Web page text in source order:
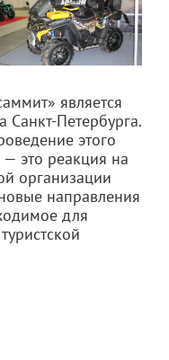
является
Санкт-Петербурга.
этого
это реакция на
организации
направления
для